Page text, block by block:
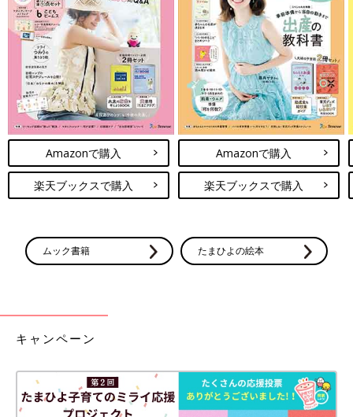
Amazonで購入
楽天ブックスで購入
Amazonで購入
楽天ブックスで購入
ムック書籍 たまひよの絵本
キャンペーン